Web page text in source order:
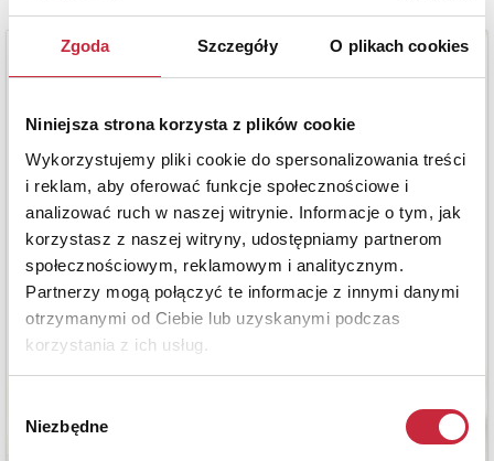
Zgoda Szczegóły O plikach cookies
Niniejsza strona korzysta z plików cookie
Wykorzystujemy pliki cookie do spersonalizowania treści
i reklam, aby oferować funkcje społecznościowe i
analizować ruch w naszej witrynie. Informacje o tym, jak
korzystasz z naszej witryny, udostępniamy partnerom
społecznościowym, reklamowym i analitycznym.
Partnerzy mogą połączyć te informacje z innymi danymi
otrzymanymi od Ciebie lub uzyskanymi podczas
korzystania z ich usług.
zgody
Niezbędne